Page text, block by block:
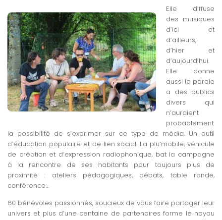
Elle diffuse
des musiques
d’ici et
d’ailleurs,
d’hier et
d’aujourd’hui.
Elle donne
aussi la parole
a des publics
divers qui
n’auraient
probablement
la possibilité de s’exprimer sur ce type de média. Un outil
d’éducation populaire et de lien social. La pluʼmobile, véhicule
de création et dʼexpression radiophonique, bat la campagne
à la rencontre de ses habitants pour toujours plus de
proximité : ateliers pédagogiques, débats, table ronde,
conférence…
60 bénévoles passionnés, soucieux de vous faire partager leur
univers et plus d’une centaine de partenaires forme le noyau